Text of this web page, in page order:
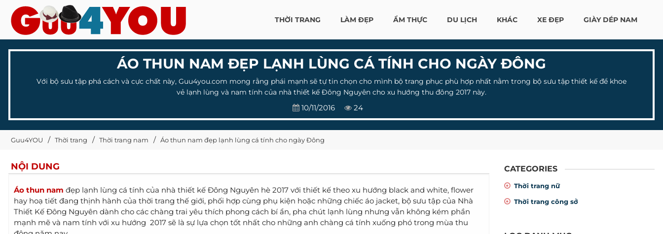
THỜI TRANG LÀM ĐẸP ẨM THỰC DU LỊCH KHÁC XE ĐẸP GIÀY DÉP NAM
ÁO THUN NAM ĐẸP LẠNH LÙNG CÁ TÍNH CHO NGÀY ĐÔNG
Với bộ sưu tập phá cách và cực chất này, Guu4you.com mong rằng phái mạnh sẽ tự tin chọn cho mình bộ trang phục phù hợp nhất nằm trong bộ sưu tập thiết kế để khoe
vẻ lạnh lùng và nam tính của nhà thiết kế Đông Nguyên cho xu hướng thu đông 2017 này.
10/11/2016 24
Guu4YOU Thời trang Thời trang nam Áo thun nam đẹp lạnh lùng cá tính cho ngày Đông
NỘI DUNG
Áo thun nam đẹp lạnh lùng cá tính của nhà thiết kế Đông Nguyên hè 2017 với thiết kế theo xu hướng black and white, flower
hay hoạ tiết đang thịnh hành của thời trang thế giới, phối hợp cùng phụ kiện hoặc những chiếc áo jacket, bộ sưu tập của Nhà
Thiết Kế Đông Nguyên dành cho các chàng trai yêu thích phong cách bí ẩn, pha chút lạnh lùng nhưng vẫn không kém phần
mạnh mẽ và nam tính với xu hướng 2017 sẽ là sự lựa chọn tốt nhất cho những anh chàng cá tính xuống phó trong mùa thu
CATEGORIES
Thời trang nữ
Thời trang công sở